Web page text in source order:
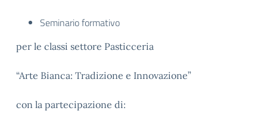
Seminario formativo
per le classi settore Pasticceria
“Arte Bianca: Tradizione e Innovazione”
con la partecipazione di: